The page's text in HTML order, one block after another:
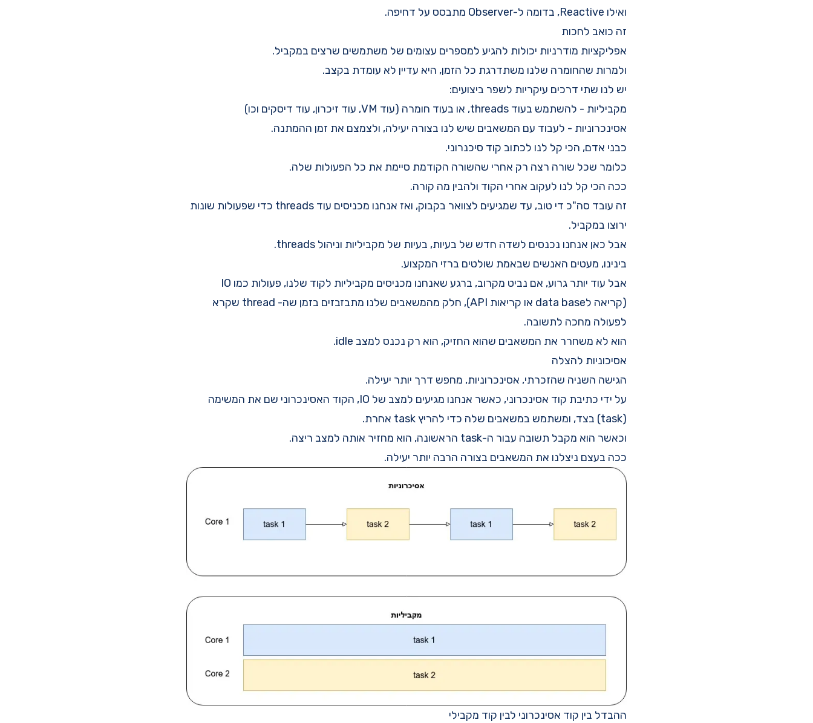
ואילו Reactive, בדומה ל-Observer מתבסס על דחיפה.
זה כואב לחכות
אפליקציות מודרניות יכולות להגיע למספרים עצומים של משתמשים שרצים במקביל.
ולמרות שהחומרה שלנו משתדרגת כל הזמן, היא עדיין לא עומדת בקצב.
יש לנו שתי דרכים עיקריות לשפר ביצועים:
מקביליות - להשתמש בעוד threads, או בעוד חומרה (עוד VM, עוד זיכרון, עוד דיסקים וכו)
אסינכרוניות - לעבוד עם המשאבים שיש לנו בצורה יעילה, ולצמצם את זמן ההמתנה.
כבני אדם, הכי קל לנו לכתוב קוד סיכנרוני.
כלומר שכל שורה רצה רק אחרי שהשורה הקודמת סיימת את כל הפעולות שלה.
ככה הכי קל לנו לעקוב אחרי הקוד ולהבין מה קורה.
זה עובד סה"כ די טוב, עד שמגיעים לצוואר בקבוק, ואז אנחנו מכניסים עוד threads כדי שפעולות שונות
ירוצו במקביל.
אבל כאן אנחנו נכנסים לשדה חדש של בעיות, בעיות של מקביליות וניהול threads.
בינינו, מעטים האנשים שבאמת שולטים ברזי המקצוע.
אבל עוד יותר גרוע, אם נביט מקרוב, ברגע שאנחנו מכניסים מקביליות לקוד שלנו, פעולות כמו IO
(קריאה לdata base או קריאות API), חלק מהמשאבים שלנו מתבזבזים בזמן שה- thread שקרא
לפעולה מחכה לתשובה.
הוא לא משחרר את המשאבים שהוא החזיק, הוא רק נכנס למצב idle.
אסיכוניות להצלה
הגישה השניה שהזכרתי, אסינכרוניות, מחפש דרך יותר יעילה.
על ידי כתיבת קוד אסינכרוני, כאשר אנחנו מגיעים למצב של IO, הקוד האסינכרוני שם את המשימה
(task) בצד, ומשתמש במשאבים שלה כדי להריץ task אחרת.
וכאשר הוא מקבל תשובה עבור ה-task הראשונה, הוא מחזיר אותה למצב ריצה.
ככה בעצם ניצלנו את המשאבים בצורה הרבה יותר יעילה.
ההבדל בין קוד אסינכרוני לבין קוד מקבילי